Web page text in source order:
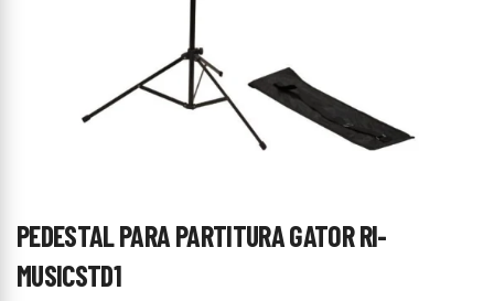
PEDESTAL PARA PARTITURA GATOR RI-
MUSICSTD1